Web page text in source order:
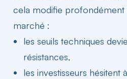
cela modifie profondément
marché :
les seuils techniques
résistances,
les investisseurs hésitent